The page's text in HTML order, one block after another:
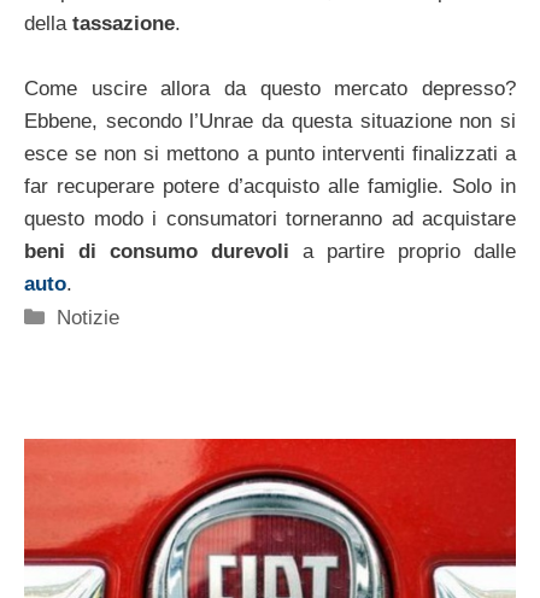
della tassazione.
Come uscire allora da questo mercato depresso?
Ebbene, secondo l’Unrae da questa situazione non si
esce se non si mettono a punto interventi finalizzati a
far recuperare potere d’acquisto alle famiglie. Solo in
questo modo i consumatori torneranno ad acquistare
beni di consumo durevoli a partire proprio dalle
auto.
Categorie
Notizie